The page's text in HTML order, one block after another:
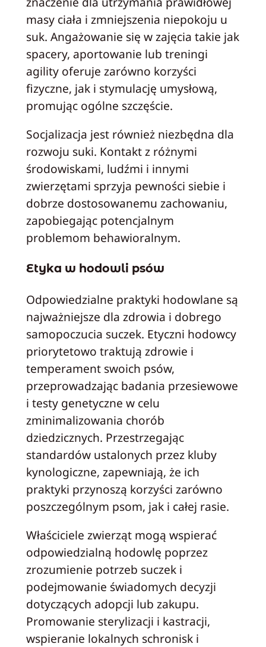
masy ciała i zmniejszenia niepokoju u
suk. Angażowanie się w zajęcia takie jak
spacery, aportowanie lub treningi
agility oferuje zarówno korzyści
fizyczne, jak i stymulację umysłową,
promując ogólne szczęście.
Socjalizacja jest również niezbędna dla
rozwoju suki. Kontakt z różnymi
środowiskami, ludźmi i innymi
zwierzętami sprzyja pewności siebie i
dobrze dostosowanemu zachowaniu,
zapobiegając potencjalnym
problemom behawioralnym.
Etyka w hodowli psów
Odpowiedzialne praktyki hodowlane są
najważniejsze dla zdrowia i dobrego
samopoczucia suczek. Etyczni hodowcy
priorytetowo traktują zdrowie i
temperament swoich psów,
przeprowadzając badania przesiewowe
i testy genetyczne w celu
zminimalizowania chorób
dziedzicznych. Przestrzegając
standardów ustalonych przez kluby
kynologiczne, zapewniają, że ich
praktyki przynoszą korzyści zarówno
poszczególnym psom, jak i całej rasie.
Właściciele zwierząt mogą wspierać
odpowiedzialną hodowlę poprzez
zrozumienie potrzeb suczek i
podejmowanie świadomych decyzji
dotyczących adopcji lub zakupu.
Promowanie sterylizacji i kastracji,
wspieranie lokalnych schronisk i